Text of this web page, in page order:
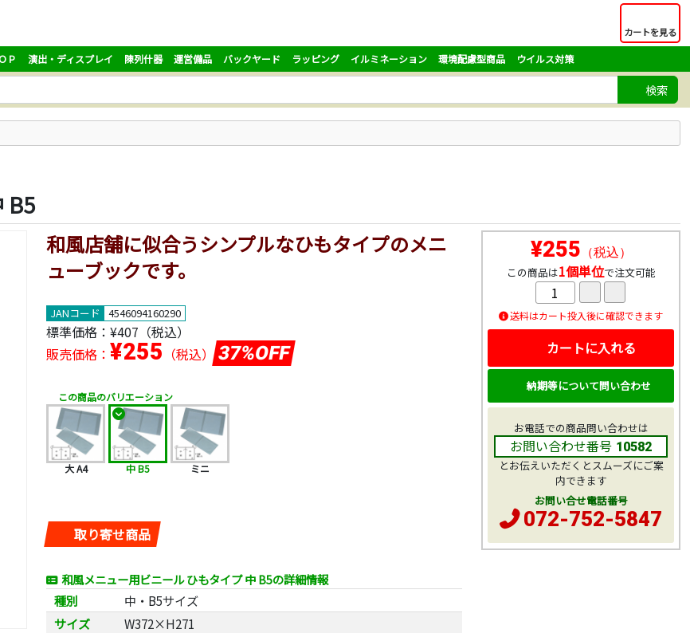
カートを見る
Ｐ 演出・ディスプレイ 陳列什器 運営備品 バックヤード ラッピング イルミネーション 環境配慮型商品 ウイルス対策
検索
B5
和風店舗に似合うシンプルなひもタイプのメニ
ューブックです。
JANコード 4546094160290
標準価格： ¥407 （税込）
販売価格： ¥255 （税込） 37%OFF
この商品のバリエーション
大 A4 中 B5 ミニ
取り寄せ商品
和風メニュー用ビニール ひもタイプ 中 B5の詳細情報
種別
中・B5サイズ
サイズ
W372×H271
¥255 （税込）
この商品は1個単位で注文可能
送料はカート投入後に確認できます
カートに入れる
納期等について問い合わせ
お電話での商品問い合わせは
お問い合わせ番号 10582
とお伝えいただくとスムーズにご案
内できます
お問い合せ電話番号
072-752-5847